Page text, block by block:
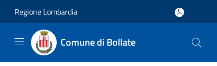
Regione Lombardia
Comune di Bollate